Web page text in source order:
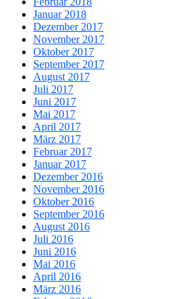
Januar 2018
Dezember 2017
November 2017
Oktober 2017
September 2017
August 2017
Juli 2017
Juni 2017
Mai 2017
April 2017
März 2017
Februar 2017
Januar 2017
Dezember 2016
November 2016
Oktober 2016
September 2016
August 2016
Juli 2016
Juni 2016
Mai 2016
April 2016
März 2016